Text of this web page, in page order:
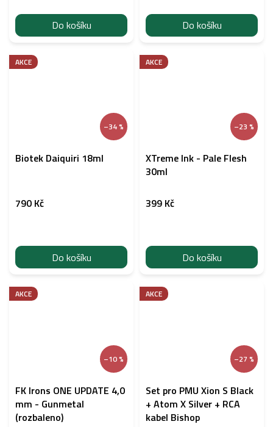
Do košíku Do košíku
AKCE
–34 %
Biotek Daiquiri 18ml
790 Kč
Do košíku
AKCE
–23 %
XTreme Ink - Pale Flesh
30ml
399 Kč
Do košíku
AKCE
–10 %
FK Irons ONE UPDATE 4,0
mm - Gunmetal
(rozbaleno)
AKCE
–27 %
Set pro PMU Xion S Black
+ Atom X Silver + RCA
kabel Bishop